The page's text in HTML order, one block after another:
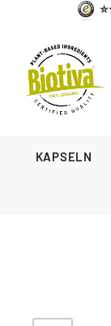
KAPSELN